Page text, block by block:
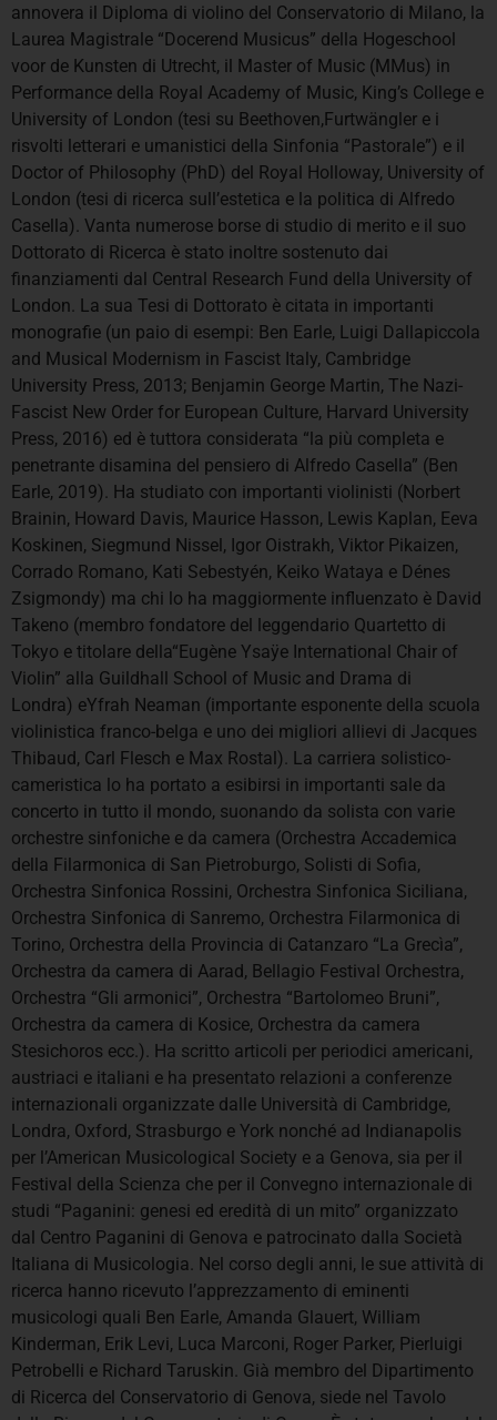
annovera il Diploma di violino del Conservatorio di Milano, la
Laurea Magistrale “Docerend Musicus” della Hogeschool
voor de Kunsten di Utrecht, il Master of Music (MMus) in
Performance della Royal Academy of Music, King’s College e
University of London (tesi su Beethoven,Furtwängler e i
risvolti letterari e umanistici della Sinfonia “Pastorale”) e il
Doctor of Philosophy (PhD) del Royal Holloway, University of
London (tesi di ricerca sull’estetica e la politica di Alfredo
Casella). Vanta numerose borse di studio di merito e il suo
Dottorato di Ricerca è stato inoltre sostenuto dai
finanziamenti dal Central Research Fund della University of
London. La sua Tesi di Dottorato è citata in importanti
monografie (un paio di esempi: Ben Earle, Luigi Dallapiccola
and Musical Modernism in Fascist Italy, Cambridge
University Press, 2013; Benjamin George Martin, The Nazi-
Fascist New Order for European Culture, Harvard University
Press, 2016) ed è tuttora considerata “la più completa e
penetrante disamina del pensiero di Alfredo Casella” (Ben
Earle, 2019). Ha studiato con importanti violinisti (Norbert
Brainin, Howard Davis, Maurice Hasson, Lewis Kaplan, Eeva
Koskinen, Siegmund Nissel, Igor Oistrakh, Viktor Pikaizen,
Corrado Romano, Kati Sebestyén, Keiko Wataya e Dénes
Zsigmondy) ma chi lo ha maggiormente influenzato è David
Takeno (membro fondatore del leggendario Quartetto di
Tokyo e titolare della“Eugène Ysaÿe International Chair of
Violin” alla Guildhall School of Music and Drama di
Londra) eYfrah Neaman (importante esponente della scuola
violinistica franco-belga e uno dei migliori allievi di Jacques
Thibaud, Carl Flesch e Max Rostal). La carriera solistico-
cameristica lo ha portato a esibirsi in importanti sale da
concerto in tutto il mondo, suonando da solista con varie
orchestre sinfoniche e da camera (Orchestra Accademica
della Filarmonica di San Pietroburgo, Solisti di Sofia,
Orchestra Sinfonica Rossini, Orchestra Sinfonica Siciliana,
Orchestra Sinfonica di Sanremo, Orchestra Filarmonica di
Torino, Orchestra della Provincia di Catanzaro “La Grecìa”,
Orchestra da camera di Aarad, Bellagio Festival Orchestra,
Orchestra “Gli armonici”, Orchestra “Bartolomeo Bruni”,
Orchestra da camera di Kosice, Orchestra da camera
Stesichoros ecc.). Ha scritto articoli per periodici americani,
austriaci e italiani e ha presentato relazioni a conferenze
internazionali organizzate dalle Università di Cambridge,
Londra, Oxford, Strasburgo e York nonché ad Indianapolis
per l’American Musicological Society e a Genova, sia per il
Festival della Scienza che per il Convegno internazionale di
studi “Paganini: genesi ed eredità di un mito” organizzato
dal Centro Paganini di Genova e patrocinato dalla Società
Italiana di Musicologia. Nel corso degli anni, le sue attività di
ricerca hanno ricevuto l’apprezzamento di eminenti
musicologi quali Ben Earle, Amanda Glauert, William
Kinderman, Erik Levi, Luca Marconi, Roger Parker, Pierluigi
Petrobelli e Richard Taruskin. Già membro del Dipartimento
di Ricerca del Conservatorio di Genova, siede nel Tavolo